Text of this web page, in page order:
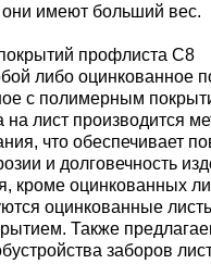
они имеют больший вес.
профлиста С8
либо оцинкованное
с полимерным
на лист производится
что обеспечивает
и долговечность
кроме оцинкованных
оцинкованные
Также
заборов